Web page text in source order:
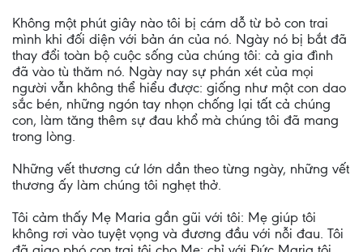
Không một phút giây nào tôi bị cám dỗ từ bỏ con trai
mình khi đối diện với bản án của nó. Ngày nó bị bắt đã
thay đổi toàn bộ cuộc sống của chúng tôi: cả gia đình
đã vào tù thăm nó. Ngày nay sự phán xét của mọi
người vẫn không thể hiểu được: giống như một con dao
sắc bén, những ngón tay nhọn chống lại tất cả chúng
con, làm tăng thêm sự đau khổ mà chúng tôi đã mang
trong lòng.
Những vết thương cứ lớn dần theo từng ngày, những vết
thương ấy làm chúng tôi nghẹt thở.
Tôi cảm thấy Mẹ Maria gần gũi với tôi: Mẹ giúp tôi
không rơi vào tuyệt vọng và đương đầu với nỗi đau. Tôi